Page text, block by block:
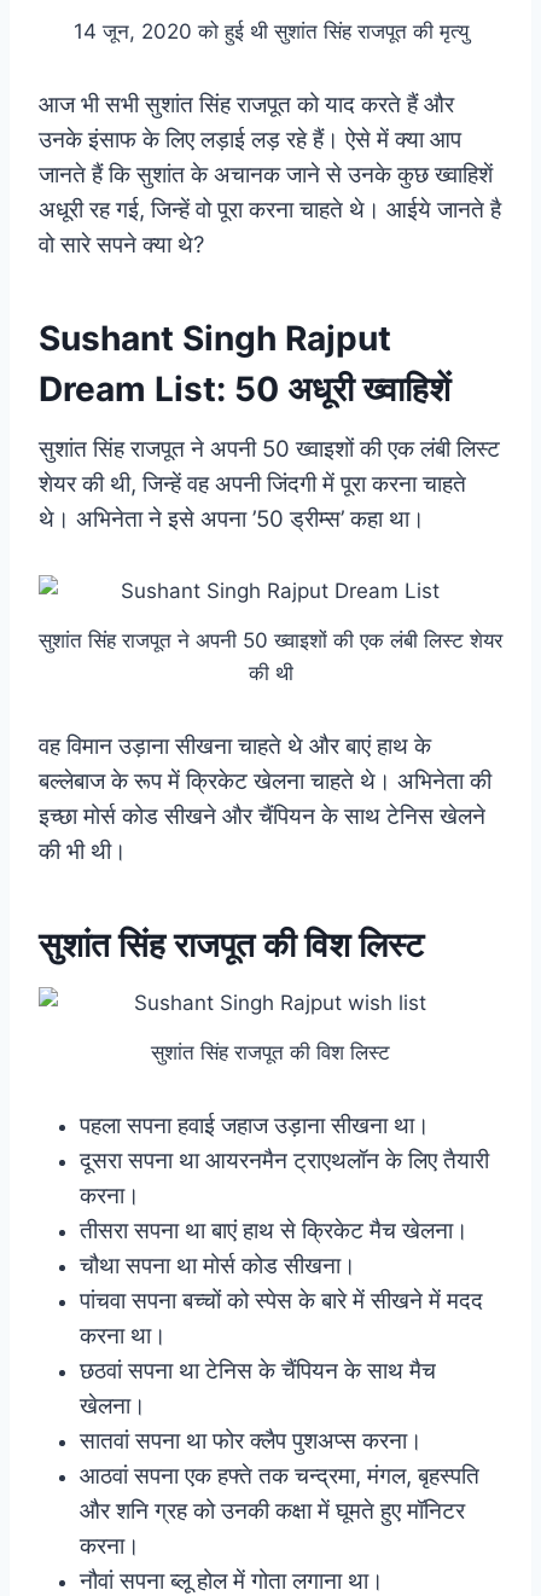
14 जून, 2020 को हुई थी सुशांत सिंह राजपूत की मृत्यु
आज भी सभी सुशांत सिंह राजपूत को याद करते हैं और
उनके इंसाफ के लिए लड़ाई लड़ रहे हैं। ऐसे में क्या आप
जानते हैं कि सुशांत के अचानक जाने से उनके कुछ ख्वाहिशें
अधूरी रह गई, जिन्हें वो पूरा करना चाहते थे। आईये जानते है
वो सारे सपने क्या थे?
Sushant Singh Rajput
Dream List: 50 अधूरी ख्वाहिशें
सुशांत सिंह राजपूत ने अपनी 50 ख्वाइशों की एक लंबी लिस्ट
शेयर की थी, जिन्हें वह अपनी जिंदगी में पूरा करना चाहते
थे। अभिनेता ने इसे अपना ’50 ड्रीम्स’ कहा था।
सुशांत सिंह राजपूत ने अपनी 50 ख्वाइशों की एक लंबी लिस्ट शेयर
की थी
वह विमान उड़ाना सीखना चाहते थे और बाएं हाथ के
बल्लेबाज के रूप में क्रिकेट खेलना चाहते थे। अभिनेता की
इच्छा मोर्स कोड सीखने और चैंपियन के साथ टेनिस खेलने
की भी थी।
सुशांत सिंह राजपूत की विश लिस्ट
सुशांत सिंह राजपूत की विश लिस्ट
पहला सपना हवाई जहाज उड़ाना सीखना था।
दूसरा सपना था आयरनमैन ट्राएथलॉन के लिए तैयारी
करना।
तीसरा सपना था बाएं हाथ से क्रिकेट मैच खेलना।
चौथा सपना था मोर्स कोड सीखना।
पांचवा सपना बच्चों को स्पेस के बारे में सीखने में मदद
करना था।
छठवां सपना था टेनिस के चैंपियन के साथ मैच
खेलना।
सातवां सपना था फोर क्लैप पुशअप्स करना।
आठवां सपना एक हफ्ते तक चन्द्रमा, मंगल, बृहस्पति
और शनि ग्रह को उनकी कक्षा में घूमते हुए मॉनिटर
करना।
नौवां सपना ब्लू होल में गोता लगाना था।